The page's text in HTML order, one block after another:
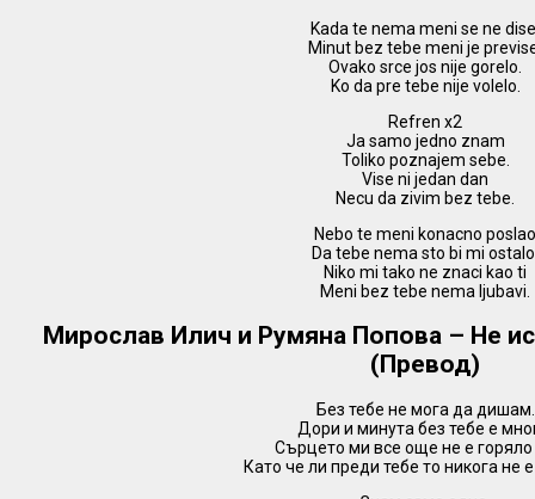
Kada te nema meni se ne
Minut bez tebe meni je
Ovako srce jos nije gorelo.
Ko da pre tebe nije volelo.
Refren x2
Ja samo jedno znam
Toliko poznajem sebe.
Vise ni jedan dan
Necu da zivim bez tebe.
Nebo te meni konacno
Da tebe nema sto bi mi
Niko mi tako ne znaci kao ti
Meni bez tebe nema ljubavi.
Мирослав Илич и Румяна Попова – Не
(Превод)
Без тебе не мога да дишам.
Дори и минута без тебе е
Сърцето ми все още не е горяло
Като че ли преди тебе то никога не